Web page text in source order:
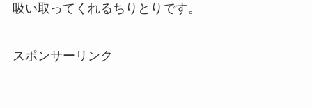
吸い取ってくれるちりとりです。
スポンサーリンク